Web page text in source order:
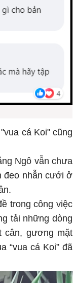
cá Koi" cũng
Ngô vẫn chưa
đeo nhẫn cưới ở
trong công việc
tải những dòng
cân, gương mặt
“vua cá Koi” đã